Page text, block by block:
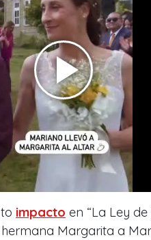
impacto en “La Ley
Margarita a